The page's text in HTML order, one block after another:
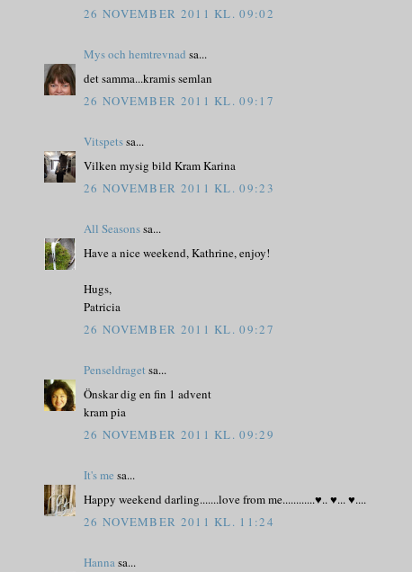
26 NOVEMBER 2011 KL. 09:02
Mys och hemtrevnad sa...
det samma...kramis semlan
26 NOVEMBER 2011 KL. 09:17
Vitspetssa...
Vilken mysig bild Kram Karina
26 NOVEMBER 2011 KL. 09:23
All Seasonssa...
Have a nice weekend, Kathrine, enjoy!
Hugs,
Patricia
26 NOVEMBER 2011 KL. 09:27
Penseldraget sa...
Önskar dig en fin 1 advent
kram pia
26 NOVEMBER 2011 KL. 09:29
It's me sa...
Happy weekend darling.......love from me............♥.. ♥... ♥....
26 NOVEMBER 2011 KL. 11:24
Hannasa...